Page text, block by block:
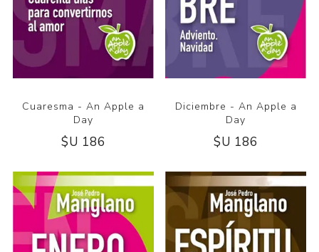
Cuaresma - An Apple a
Day
$U 186
Diciembre - An Apple a
Day
$U 186